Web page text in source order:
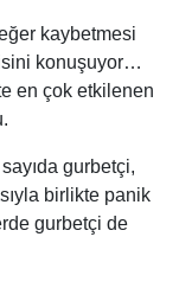
kaybetmesi
konuşuyor…
en çok etkilenen
gurbetçi,
birlikte panik
gurbetçi de